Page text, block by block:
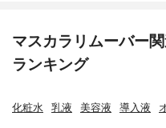
マスカラリムーバー
ランキング
化粧水 乳液 美容液 導入液